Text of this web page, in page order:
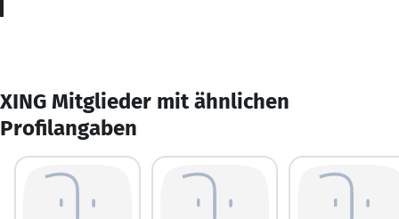
XING Mitglieder mit ähnlichen
Profilangaben